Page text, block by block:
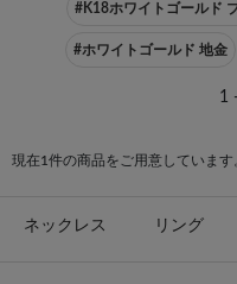
#K18ホワイトゴールド
#ホワイトゴールド 地金
1
現在1件の商品をご用意しています
ネックレス リング